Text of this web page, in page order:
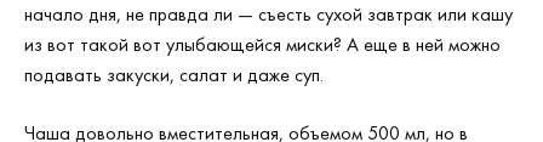
начало дня, не правда ли — съесть сухой завтрак или кашу
из вот такой вот улыбающейся миски? А еще в ней можно
подавать закуски, салат и даже суп.
Чаша довольно вместительная, объемом 500 мл, но в